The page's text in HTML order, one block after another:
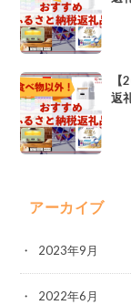
返
アーカイブ
2023年9月
2022年6月